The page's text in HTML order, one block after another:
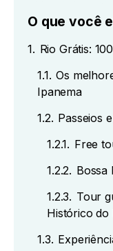
O que você
1. Rio Grátis:
1.1. Os
Ipanema
1.2. Passeios
1.2.1. Free
1.2.2. Bossa
1.2.3. Tour
Histórico do
1.3.